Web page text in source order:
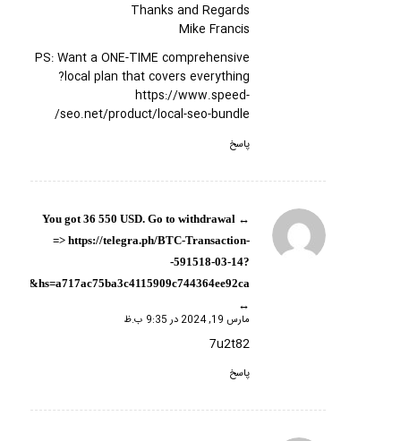
Thanks and Regards
Mike Francis
PS: Want a ONE-TIME comprehensive
local plan that covers everything?
https://www.speed-
seo.net/product/local-seo-bundle/
پاسخ
↔ You got 36 550 USD. Gо tо withdrаwаl
=> https://telegra.ph/BTC-Transaction-
-591518-03-14?
hs=a717ac75ba3c4115909c744364ee92ca&
↔
گفته:
مارس 19, 2024 در 9:35 ب.ظ
7u2t82
پاسخ